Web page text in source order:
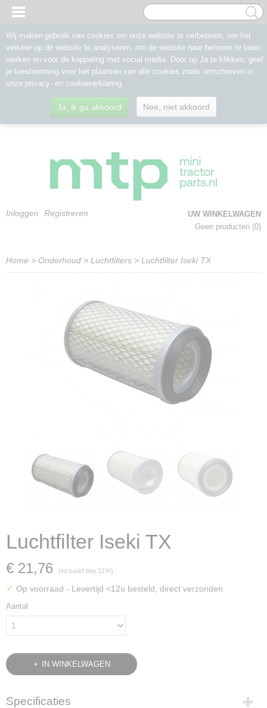
Inloggen Registreren
UW WINKELWAGEN
Geen producten (0)
Home > Onderhoud > Luchtfilters > Luchtfilter Iseki TX
Luchtfilter Iseki TX
€ 21,76 (inclusief btw 21%)
✓ Op voorraad - Levertijd <12u besteld, direct verzonden
Aantal
IN WINKELWAGEN
Specificaties
Wij maken gebruik van cookies om onze website te verbeteren, om het
verkeer op de website te analyseren, om de website naar behoren te laten
werken en voor de koppeling met social media. Door op Ja te klikken, geef
je toestemming voor het plaatsen van alle cookies zoals omschreven in
onze privacy- en cookieverklaring.
Ja, ik ga akkoord Nee, niet akkoord